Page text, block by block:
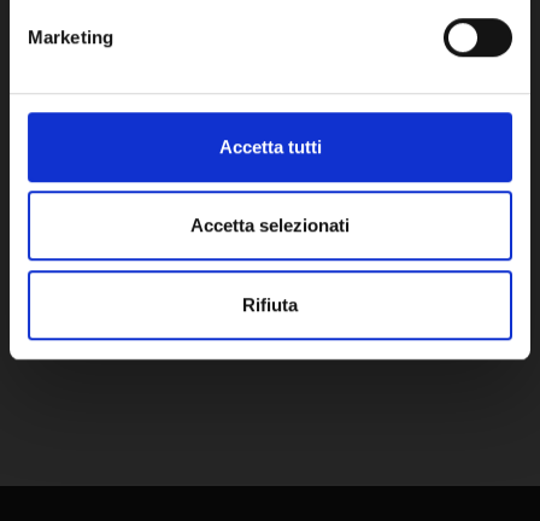
Marketing
Accetta tutti
Accetta selezionati
Rifiuta
TAPPO SCARICO CONDENSA PPH CON
D.200 BIANCO - PPHTSC200B
142,04€+ IVA